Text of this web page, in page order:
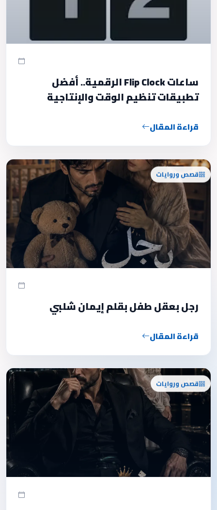
ساعات Flip Clock الرقمية.. أفضل
تطبيقات تنظيم الوقت والإنتاجية
قراءة المقال
قصص وروايات
رجل بعقل طفل بقلم إيمان شلبي
قراءة المقال
قصص وروايات